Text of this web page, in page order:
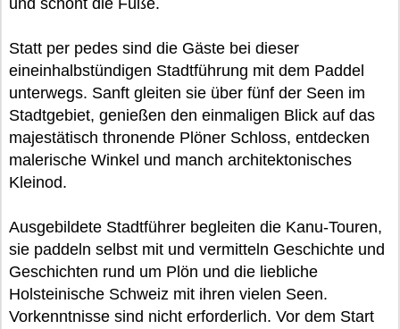
und schont die Füße.
Statt per pedes sind die Gäste bei dieser
eineinhalbstündigen Stadtführung mit dem Paddel
unterwegs. Sanft gleiten sie über fünf der Seen im
Stadtgebiet, genießen den einmaligen Blick auf das
majestätisch thronende Plöner Schloss, entdecken
malerische Winkel und manch architektonisches
Kleinod.
Ausgebildete Stadtführer begleiten die Kanu-Touren,
sie paddeln selbst mit und vermitteln Geschichte und
Geschichten rund um Plön und die liebliche
Holsteinische Schweiz mit ihren vielen Seen.
Vorkenntnisse sind nicht erforderlich. Vor dem Start